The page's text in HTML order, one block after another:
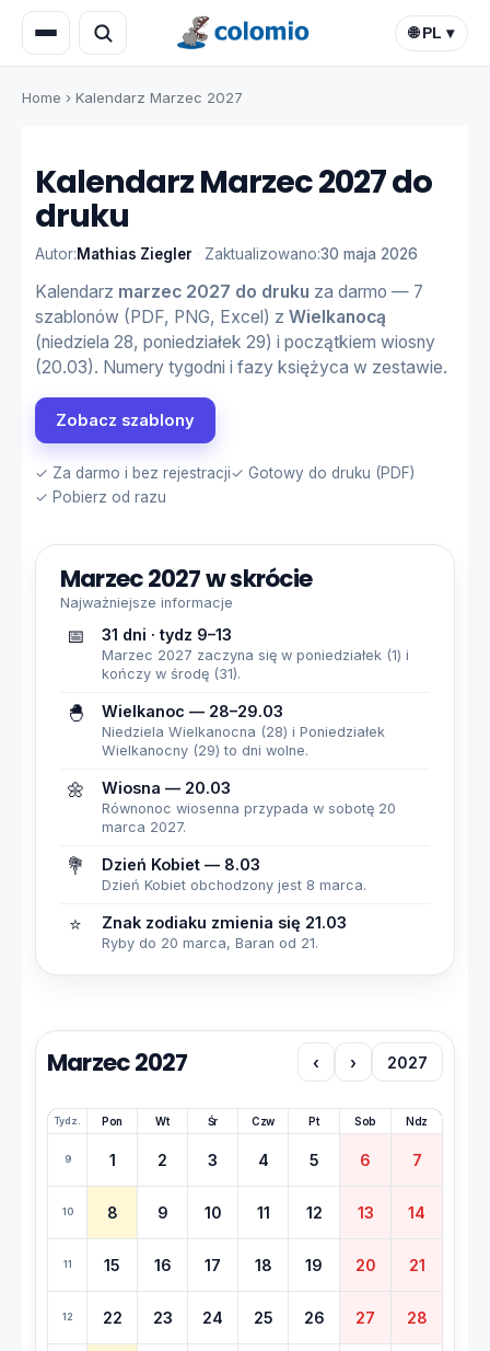
🌐 PL ▾
Home › Kalendarz Marzec 2027
Kalendarz Marzec 2027 do
druku
Autor:Mathias Ziegler · Zaktualizowano:30 maja 2026
Kalendarz marzec 2027 do druku za darmo — 7
szablonów (PDF, PNG, Excel) z Wielkanocą
(niedziela 28, poniedziałek 29) i początkiem wiosny
(20.03). Numery tygodni i fazy księżyca w zestawie.
Zobacz szablony
✓ Za darmo i bez rejestracji✓ Gotowy do druku (PDF)
✓ Pobierz od razu
Marzec 2027 w skrócie
Najważniejsze informacje
📅 31 dni · tydz 9–13
Marzec 2027 zaczyna się w poniedziałek (1) i
kończy w środę (31).
🐣 Wielkanoc — 28–29.03
Niedziela Wielkanocna (28) i Poniedziałek
Wielkanocny (29) to dni wolne.
🌼 Wiosna — 20.03
Równonoc wiosenna przypada w sobotę 20
marca 2027.
💐 Dzień Kobiet — 8.03
Dzień Kobiet obchodzony jest 8 marca.
⭐ Znak zodiaku zmienia się 21.03
Ryby do 20 marca, Baran od 21.
Marzec 2027 ‹ › 2027
Tydz. Pon Wt Śr Czw Pt Sob Ndz
9 1 2 3 4 5 6 7
10 8 9 10 11 12 13 14
11 15 16 17 18 19 20 21
12 22 23 24 25 26 27 28